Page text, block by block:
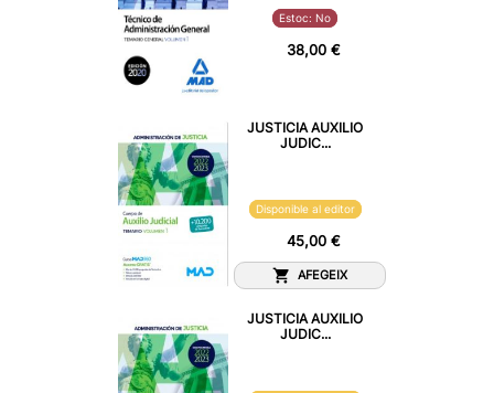
Estoc: No
38,00 €
JUSTICIA AUXILIO
JUDIC...
Disponible al editor
45,00 €
AFEGEIX
JUSTICIA AUXILIO
JUDIC...